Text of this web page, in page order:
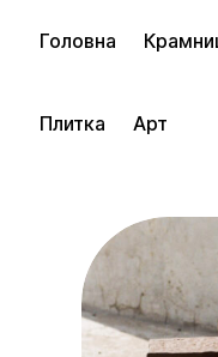
Головна
Плитка Арт
фільти
$200 –
$500 –